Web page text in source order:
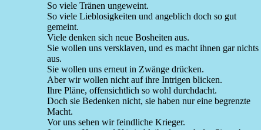
So viele Tränen ungeweint.
So viele Lieblosigkeiten und angeblich doch so gut
gemeint.
Viele denken sich neue Bosheiten aus.
Sie wollen uns versklaven, und es macht ihnen gar nichts
aus.
Sie wollen uns erneut in Zwänge drücken.
Aber wir wollen nicht auf ihre Intrigen blicken.
Ihre Pläne, offensichtlich so wohl durchdacht.
Doch sie Bedenken nicht, sie haben nur eine begrenzte
Macht.
Vor uns sehen wir feindliche Krieger.